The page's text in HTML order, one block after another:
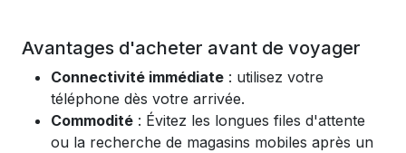
Avantages d'acheter avant de voyager
Connectivité immédiate : utilisez votre
téléphone dès votre arrivée.
Commodité : Évitez les longues files d'attente
ou la recherche de magasins mobiles après un